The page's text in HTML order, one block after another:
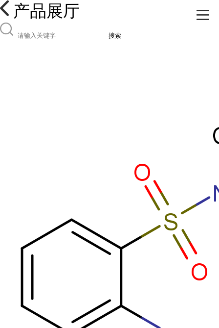
产品展厅
搜索